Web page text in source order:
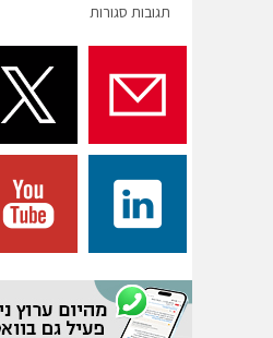
תגובות סגורות